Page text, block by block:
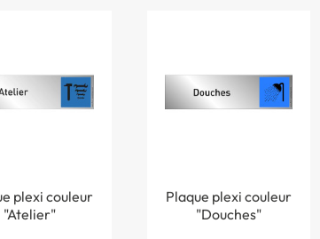
plexi couleur
"Atelier"
Plaque plexi couleur
"Douches"